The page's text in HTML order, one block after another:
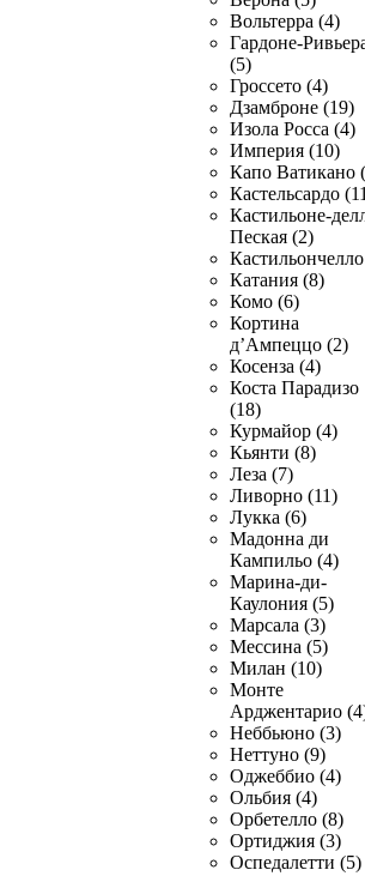
Вольтерра (4)
Гардоне-
(5)
Гроссето (4)
Дзамброне (19)
Изола Росса (4)
Империя (10)
Капо Ватикано
Кастельсардо
Кастильоне-
Пеская (2)
Катания (8)
Комо (6)
Кортина
д’Ампеццо (2)
Косенза (4)
Коста Парадизо
(18)
Курмайор (4)
Кьянти (8)
Леза (7)
Ливорно (11)
Лукка (6)
Мадонна ди
Кампильо (4)
Марина-ди-
Каулония (5)
Марсала (3)
Мессина (5)
Милан (10)
Монте
Арджентарио
Неббьюно (3)
Неттуно (9)
Оджеббио (4)
Ольбия (4)
Орбетелло (8)
Ортиджия (3)
Оспедалетти (5)